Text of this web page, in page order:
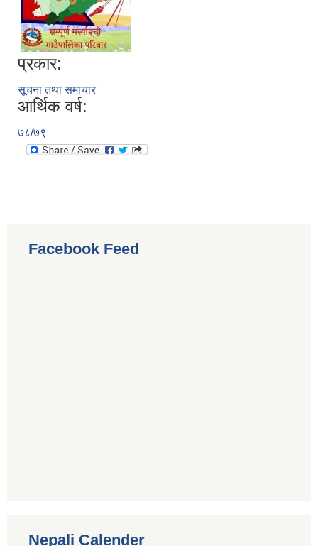
प्रकार:
सूचना तथा समाचार
आर्थिक वर्ष:
७८/७९
Facebook Feed
Nepali Calender